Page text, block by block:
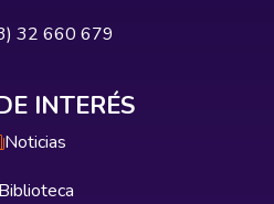
32 660 679
INTERÉS
Noticias